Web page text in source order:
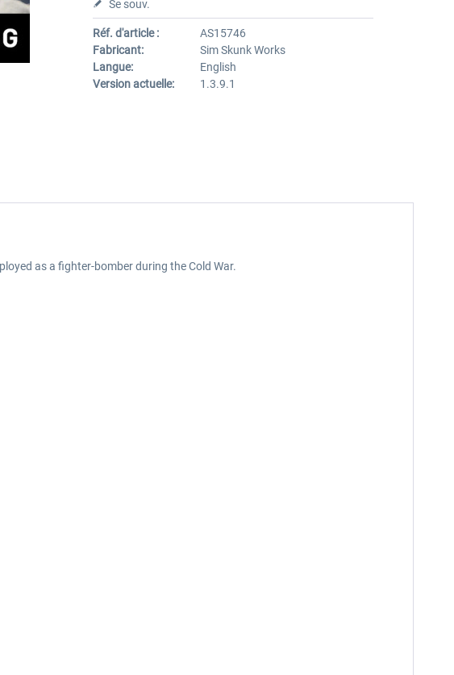
Se souv.
Réf. d'article :
AS15746
Fabricant:
Sim Skunk Works
Langue:
English
Version actuelle:
1.3.9.1
as a fighter-bomber during the Cold War.